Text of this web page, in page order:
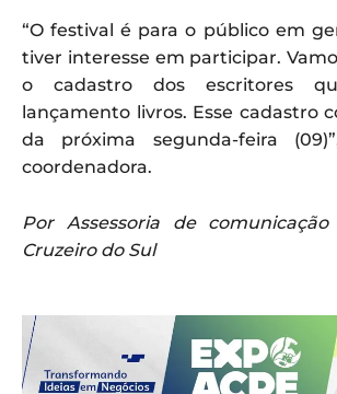
“O festival é para o público em
tiver interesse em participar.
o cadastro dos escritores
lançamento livros. Esse cadastro
da próxima segunda-feira
coordenadora.
Por Assessoria de
Cruzeiro do Sul